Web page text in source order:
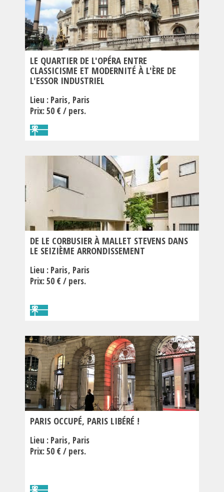
LE QUARTIER DE L'OPÉRA ENTRE
CLASSICISME ET MODERNITÉ À L'ÈRE DE
L'ESSOR INDUSTRIEL
Lieu : Paris Paris
Prix: 50 € / pers.
DE LE CORBUSIER À MALLET STEVENS DANS
LE SEIZIÈME ARRONDISSEMENT
Lieu : Paris Paris
Prix: 50 € / pers.
PARIS OCCUPÉ, PARIS LIBÉRÉ !
Lieu : Paris Paris
Prix: 50 € / pers.